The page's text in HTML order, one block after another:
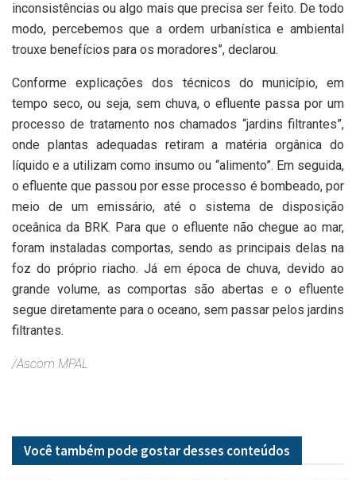
inconsistências ou algo mais que precisa ser feito. De todo
modo, percebemos que a ordem urbanística e ambiental
trouxe benefícios para os moradores”, declarou.
Conforme explicações dos técnicos do município, em
tempo seco, ou seja, sem chuva, o efluente passa por um
processo de tratamento nos chamados “jardins filtrantes”,
onde plantas adequadas retiram a matéria orgânica do
líquido e a utilizam como insumo ou “alimento”. Em seguida,
o efluente que passou por esse processo é bombeado, por
meio de um emissário, até o sistema de disposição
oceânica da BRK. Para que o efluente não chegue ao mar,
foram instaladas comportas, sendo as principais delas na
foz do próprio riacho. Já em época de chuva, devido ao
grande volume, as comportas são abertas e o efluente
segue diretamente para o oceano, sem passar pelos jardins
filtrantes.
/Ascom MPAL
Você também pode gostar desses conteúdos